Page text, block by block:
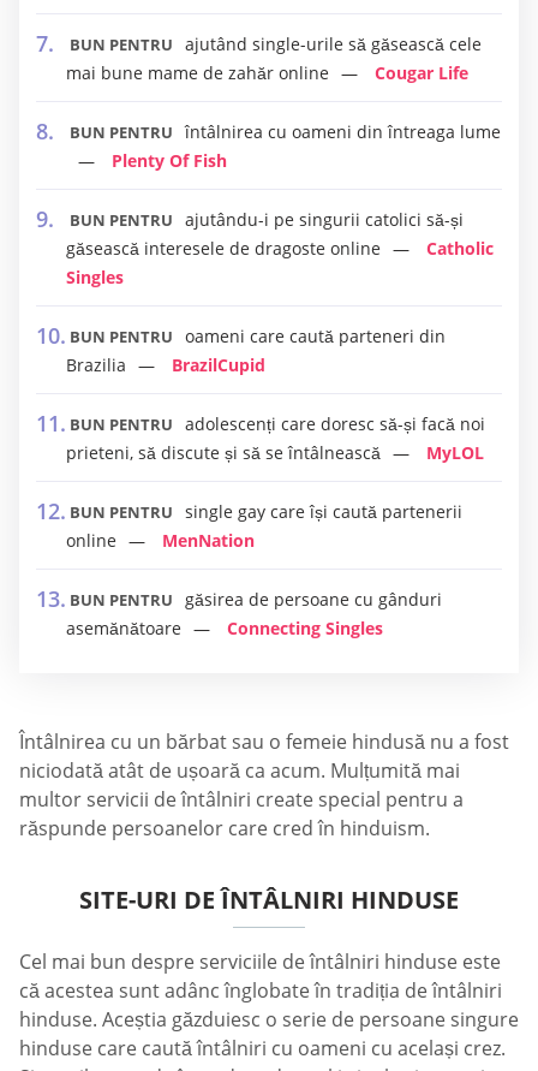
BUN PENTRU
ajutând single-urile să găsească cele
mai bune mame de zahăr online
Cougar Life
BUN PENTRU
întâlnirea cu oameni din întreaga lume
Plenty Of Fish
BUN PENTRU
ajutându-i pe singurii catolici să-și
găsească interesele de dragoste online
Catholic
Singles
BUN PENTRU
oameni care caută parteneri din
Brazilia
BrazilCupid
BUN PENTRU
adolescenți care doresc să-și facă noi
prieteni, să discute și să se întâlnească
MyLOL
BUN PENTRU
single gay care își caută partenerii
online
MenNation
BUN PENTRU
găsirea de persoane cu gânduri
asemănătoare
Connecting Singles
Întâlnirea cu un bărbat sau o femeie hindusă nu a fost
niciodată atât de ușoară ca acum. Mulțumită mai
multor servicii de întâlniri create special pentru a
răspunde persoanelor care cred în hinduism.
SITE-URI DE ÎNTÂLNIRI HINDUSE
Cel mai bun despre serviciile de întâlniri hinduse este
că acestea sunt adânc înglobate în tradiția de întâlniri
hinduse. Aceștia găzduiesc o serie de persoane singure
hinduse care caută întâlniri cu oameni cu același crez.